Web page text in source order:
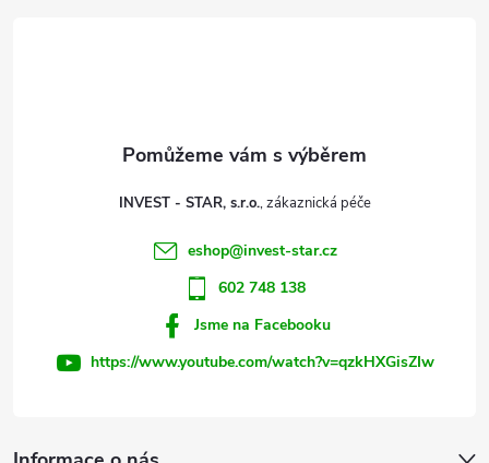
INVEST - STAR, s.r.o.
eshop@invest-star.cz
602 748 138
Jsme na Facebooku
https://www.youtube.com/watch?v=qzkHXGisZIw